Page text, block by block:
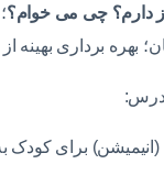
دارم؟ چی می خوام؟
برداری بهینه از
درس:
نمایش درآید و تمامی روزهای